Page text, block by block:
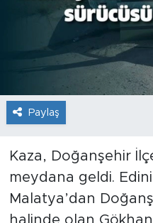
Paylaş
Kaza, Doğanşehir
meydana geldi.
Malatya’dan
halinde olan
Dünya
Spor
Yazıhan
Yeşilyurt
Akçadağ